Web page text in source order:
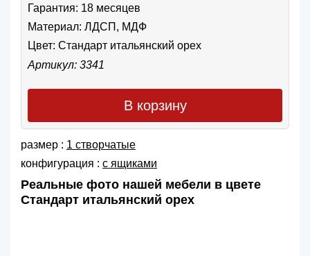
Гарантия: 18 месяцев
Материал: ЛДСП, МДФ
Цвет: Стандарт итальянский орех
Артикул: 3341
В корзину
размер : 1 створчатые
конфигурация : с ящиками
Реальные фото нашей мебели в цвете
Стандарт итальянский орех